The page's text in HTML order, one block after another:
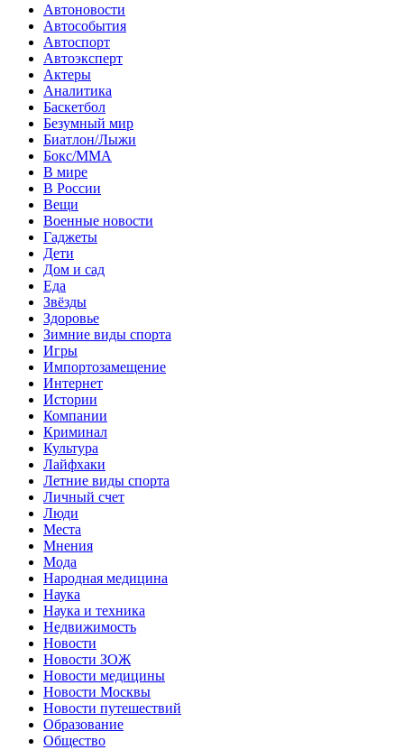
Автоновости
Автособытия
Автоспорт
Автоэксперт
Актеры
Аналитика
Баскетбол
Безумный мир
Биатлон/Лыжи
Бокс/MMA
В мире
В России
Вещи
Военные новости
Гаджеты
Дети
Дом и сад
Еда
Звёзды
Здоровье
Зимние виды спорта
Игры
Импортозамещение
Интернет
Истории
Компании
Криминал
Культура
Лайфхаки
Летние виды спорта
Личный счет
Люди
Места
Мнения
Мода
Народная медицина
Наука
Наука и техника
Недвижимость
Новости
Новости ЗОЖ
Новости медицины
Новости Москвы
Новости путешествий
Образование
Общество